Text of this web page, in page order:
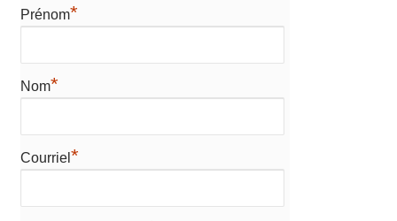
Prénom*
Nom*
Courriel *